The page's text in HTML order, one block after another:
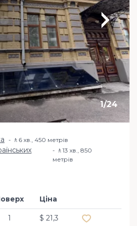
1/24
🚶6 хв​., 450 метрів
🚶13 хв​., 850
метрів
1
Ціна
$ 21,3